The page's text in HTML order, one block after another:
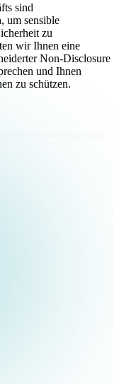
sind
um sensible
zu
wir Ihnen eine
Non-Disclosure
und Ihnen
zu schützen.